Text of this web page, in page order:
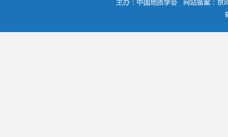
.